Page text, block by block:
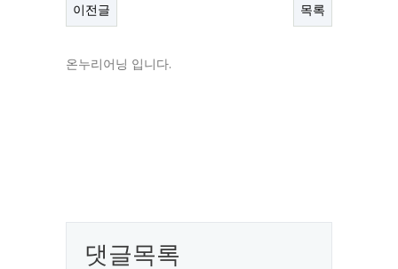
이전글 목록
온누리어닝 입니다.
댓글목록